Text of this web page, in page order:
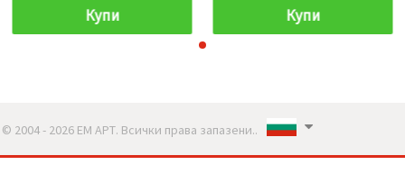
Купи Купи
© 2004 - 2026 ЕМ АРТ. Всички права запазени..